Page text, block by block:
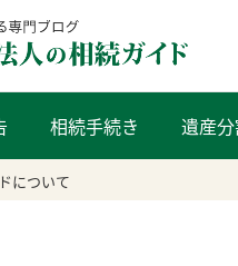
相続手続き 遺産
について